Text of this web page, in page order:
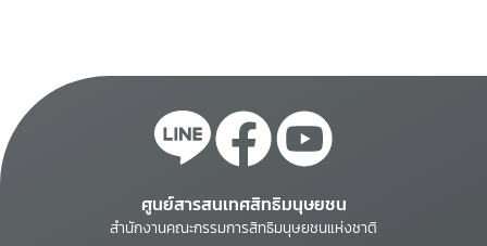
ศูนย์สารสนเทศสิทธิมนุษยชน
สำนักงานคณะกรรมการสิทธิมนุษยชนแห่งชาติ